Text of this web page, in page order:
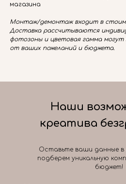
магазина
Монтаж/демонтаж входит в
Доставка рассчитываются
фотозоны и цветовая гамма могут
от ваших пожеланий и бюджета.
Наши
креатива
Оставьте ваши данные в
подберем уникальную
бюджет!